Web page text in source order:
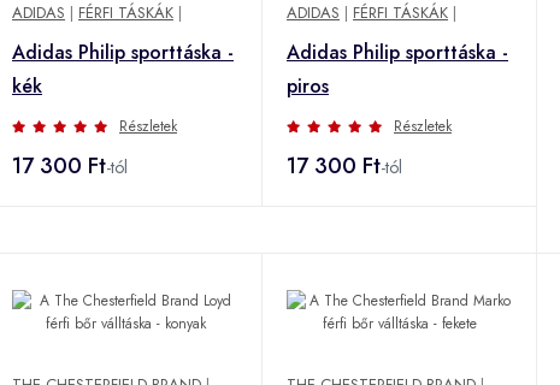
ADIDAS | FÉRFI TÁSKÁK |
Adidas Philip sporttáska -
kék
Részletek
17 300 Ft-tól
ADIDAS | FÉRFI TÁSKÁK |
Adidas Philip sporttáska -
piros
Részletek
17 300 Ft-tól